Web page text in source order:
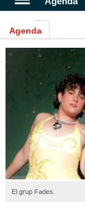
Agenda
El grup Fades.